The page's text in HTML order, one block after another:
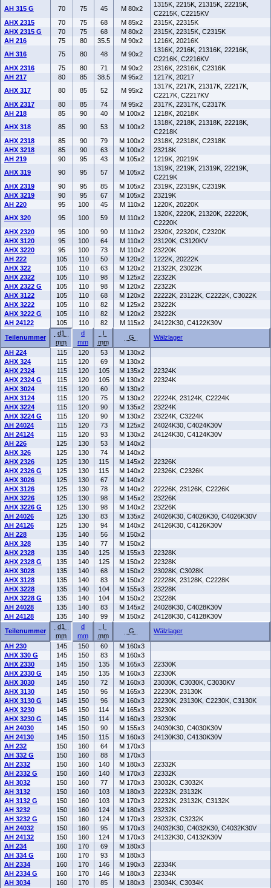
AH 315 G 70 75 45 M 80x2
1315K, 2215K, 21315K, 22215K,
C2215K, C2215KV
AHX 2315
70 75 68 M 85x2
2315K, 22315K
AHX 2315 G
70 75 68 M 80x2
2315K, 22315K, C2315K
AH 216
75 80 35.5 M 90x2
1216K, 20216K
AH 316
75 80 48 M 90x2
1316K, 2216K, 21316K, 22216K,
C2216K, C2216KV
AHX 2316
75 80 71 M 90x2
2316K, 22316K, C2316K
AH 217
80 85 38.5 M 95x2
1217K, 20217
AHX 317
80 85 52 M 95x2
1317K, 2217K, 21317K, 22217K,
C2217K, C2217KV
AHX 2317
80 85 74 M 95x2
2317K, 22317K, C2317K
AH 218
85 90 40 M 100x2
1218K, 20218K
AHX 318
85 90 53 M 100x2
1318K, 2218K, 21318K, 22218K,
C2218K
AHX 2318
85 90 79 M 100x2
2318K, 22318K, C2318K
AHX 3218
85 90 63 M 100x2
23218K
AH 219
90 95 43 M 105x2
1219K, 20219K
AHX 319
90 95 57 M 105x2
1319K, 2219K, 21319K, 22219K,
C2219K
AHX 2319
90 95 85 M 105x2
2319K, 22319K, C2319K
AHX 3219
90 95 67 M 105x2
23219K
AH 220
95 100 45 M 110x2
1220K, 20220K
AHX 320
95 100 59 M 110x2
1320K, 2220K, 21320K, 22220K,
C2220K
AHX 2320
95 100 90 M 110x2
2320K, 22320K, C2320K
AHX 3120
95 100 64 M 110x2
23120K, C3120KV
AHX 3220
95 100 73 M 110x2
23220K
AH 222
105 110 50 M 120x2
1222K, 20222K
AHX 322
105 110 63 M 120x2
21322K, 23022K
AHX 2322
105 110 98 M 125x2
22322K
AHX 2322 G
105 110 98 M 120x2
22322K
AHX 3122
105 110 68 M 120x2
22222K, 23122K, C2222K, C3022K
AHX 3222
105 110 82 M 125x2
23222K
AHX 3222 G
105 110 82 M 120x2
23222K
AH 24122
105 110 82 M 115x2
24122K30, C4122K30V
Teilenummer
d1
mm
d
mm
l
mm
G Wälzlager
AH 224 115 120 53
M 130x2
AHX 324
115 120 69
M 130x2
AHX 2324
115 120 105 M 135x2
22324K
AHX 2324 G
115 120 105 M 130x2
22324K
AHX 3024
115 120 60
M 130x2
AHX 3124
115 120 75 M 130x2
22224K, 23124K, C2224K
AHX 3224
115 120 90 M 135x2
23224K
AHX 3224 G
115 120 90 M 130x2
23224K, C3224K
AH 24024
115 120 73 M 125x2
24024K30, C4024K30V
AH 24124
115 120 93 M 130x2
24124K30, C4124K30V
AH 226
125 130 53
M 140x2
AHX 326
125 130 74
M 140x2
AHX 2326
125 130 115 M 145x2
22326K
AHX 2326 G
125 130 115 M 140x2
22326K, C2326K
AHX 3026
125 130 67
M 140x2
AHX 3126
125 130 78 M 140x2
22226K, 23126K, C2226K
AHX 3226
125 130 98 M 145x2
23226K
AHX 3226 G
125 130 98 M 140x2
23226K
AH 24026
125 130 83 M 135x2
24026K30, C4026K30, C4026K30V
AH 24126
125 130 94 M 140x2
24126K30, C4126K30V
AH 228
135 140 56
M 150x2
AHX 328
135 140 77
M 150x2
AHX 2328
135 140 125 M 155x3
22328K
AHX 2328 G
135 140 125 M 150x2
22328K
AHX 3028
135 140 68 M 150x2
23028K, C3028K
AHX 3128
135 140 83 M 150x2
22228K, 23128K, C2228K
AHX 3228
135 140 104 M 155x3
23228K
AHX 3228 G
135 140 104 M 150x2
23228K
AH 24028
135 140 83 M 145x2
24028K30, C4028K30V
AH 24128
135 140 99 M 150x2
24128K30, C4128K30V
Teilenummer
d1
mm
d
mm
l
mm
G Wälzlager
AH 230 145 150 60
M 160x3
AHX 330 G
145 150 83
M 160x3
AHX 2330
145 150 135 M 165x3
22330K
AHX 2330 G
145 150 135 M 160x3
22330K
AHX 3030
145 150 72 M 160x3
23030K, C3030K, C3030KV
AHX 3130
145 150 96 M 165x3
22230K, 23130K
AHX 3130 G
145 150 96 M 160x3
22230K, 23130K, C2230K, C3130K
AHX 3230
145 150 114 M 165x3
23230K
AHX 3230 G
145 150 114 M 160x3
23230K
AH 24030
145 150 90 M 155x3
24030K30, C4030K30V
AH 24130
145 150 115 M 160x3
24130K30, C4130K30V
AH 232
150 160 64
M 170x3
AH 332 G
150 160 88
M 170x3
AH 2332
150 160 140 M 180x3
22332K
AH 2332 G
150 160 140 M 170x3
22332K
AH 3032
150 160 77 M 170x3
23032K, C3032K
AH 3132
150 160 103 M 180x3
22232K, 23132K
AH 3132 G
150 160 103 M 170x3
22232K, 23132K, C3132K
AH 3232
150 160 124 M 180x3
23232K
AH 3232 G
150 160 124 M 170x3
23232K, C3232K
AH 24032
150 160 95 M 170x3
24032K30, C4032K30, C4032K30V
AH 24132
150 160 124 M 170x3
24132K30, C4132K30V
AH 234
160 170 69
M 180x3
AH 334 G
160 170 93
M 180x3
AH 2334
160 170 146 M 190x3
22334K
AH 2334 G
160 170 146 M 180x3
22334K
AH 3034
160 170 85 M 180x3 23034K, C3034K